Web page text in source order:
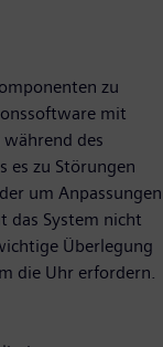
zu
mit
während des
es zu Störungen
um Anpassungen
das System nicht
Überlegung
die Uhr erfordern.